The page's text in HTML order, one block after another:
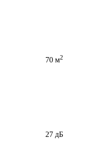
70 м2
27 дБ